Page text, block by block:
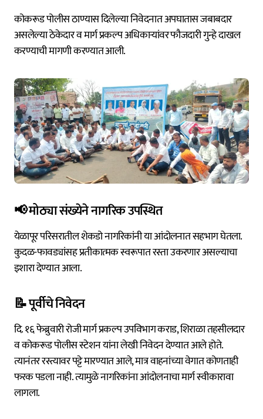
कोकरूड पोलीस ठाण्यास दिलेल्या निवेदनात अपघातास जबाबदार
असलेल्या ठेकेदार व मार्ग प्रकल्प अधिकाऱ्यांवर फौजदारी गुन्हे दाखल
करण्याची मागणी करण्यात आली.
📢 मोठ्या संख्येने नागरिक उपस्थित
येळापूर परिसरातील शेकडो नागरिकांनी या आंदोलनात सहभाग घेतला.
कुदळ-फावड्यांसह प्रतीकात्मक स्वरूपात रस्ता उकरणार असल्याचा
इशारा देण्यात आला.
📝 पूर्वीचे निवेदन
दि. १६ फेब्रुवारी रोजी मार्ग प्रकल्प उपविभाग कराड, शिराळा तहसीलदार
व कोकरूड पोलीस स्टेशन यांना लेखी निवेदन देण्यात आले होते.
त्यानंतर रस्त्यावर पट्टे मारण्यात आले, मात्र वाहनांच्या वेगात कोणताही
फरक पडला नाही. त्यामुळे नागरिकांना आंदोलनाचा मार्ग स्वीकारावा
लागला.